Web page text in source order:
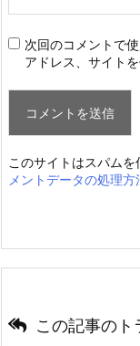
次回のコメントで
アドレス、サイトを
このサイトはスパム
メントデータの処理
この記事のト